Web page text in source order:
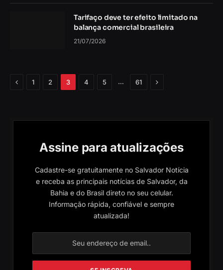
Tarifaço deve ter efeito limitado na
balança comercial brasileira
21/07/2026
Anterior
1 2 3 4 5 … 61 Próximo
Assine para atualizações
Cadastre-se gratuitamente no Salvador Notícia
e receba as principais notícias de Salvador, da
Bahia e do Brasil direto no seu celular.
Informação rápida, confiável e sempre
atualizada!